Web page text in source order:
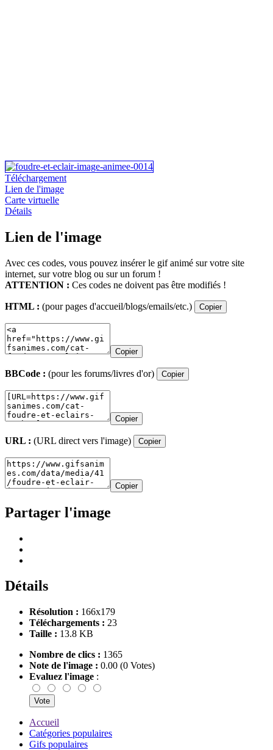
Téléchargement
Lien de l'image
Carte virtuelle
Détails
Lien de l'image
Avec ces codes, vous pouvez insérer le gif animé sur votre site
internet, sur votre blog ou sur un forum !
ATTENTION : Ces codes ne doivent pas être modifiés !
HTML : (pour pages d'accueil/blogs/emails/etc.) Copier
Copier
BBCode : (pour les forums/livres d'or) Copier
Copier
URL : (URL direct vers l'image) Copier
Copier
Partager l'image
Détails
Résolution : 166x179
Téléchargements : 23
Taille : 13.8 KB
Nombre de clics : 1365
Note de l'image : 0.00 (0 Votes)
Evaluez l'image :
Accueil
Catégories populaires
Gifs populaires